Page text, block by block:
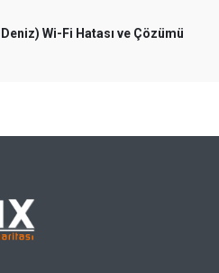
Wi-Fi Hatası ve Çözümü